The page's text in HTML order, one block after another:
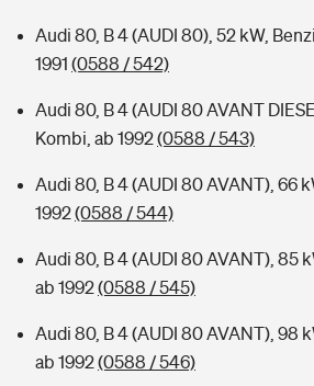
Audi 80, B 4 (AUDI 80), 52 kW,
1991 (0588 / 542)
Audi 80, B 4 (AUDI 80 AVANT
Kombi, ab 1992(0588 / 543)
Audi 80, B 4 (AUDI 80 AVANT), 66
1992(0588 / 544)
Audi 80, B 4 (AUDI 80 AVANT), 85
ab 1992(0588 / 545)
Audi 80, B 4 (AUDI 80 AVANT), 98
ab 1992(0588 / 546)